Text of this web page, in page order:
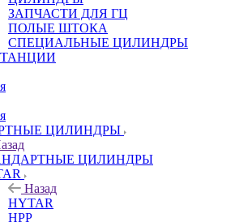
ЗАПЧАСТИ ДЛЯ ГЦ
ПОЛЫЕ ШТОКА
СПЕЦИАЛЬНЫЕ ЦИЛИНДРЫ
ЦИЛИНДРЫ
ЦИЛИНДРЫ
Назад
HYTAR
HPP